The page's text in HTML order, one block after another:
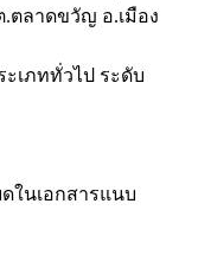
ตลาดขวัญ อ.เมือง
เภททั่วไป ระดับ
ในเอกสารแนบ